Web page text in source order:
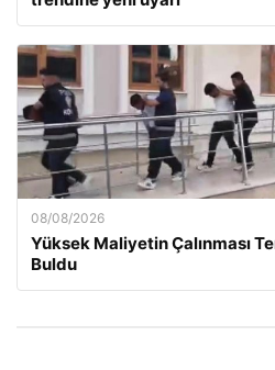
08/08/2026
Yüksek Maliyetin Çalınması
Buldu